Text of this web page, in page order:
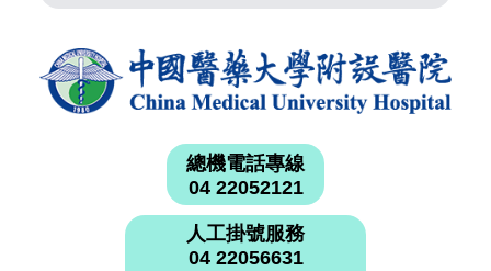
總機電話專線
04 22052121
人工掛號服務
04 22056631